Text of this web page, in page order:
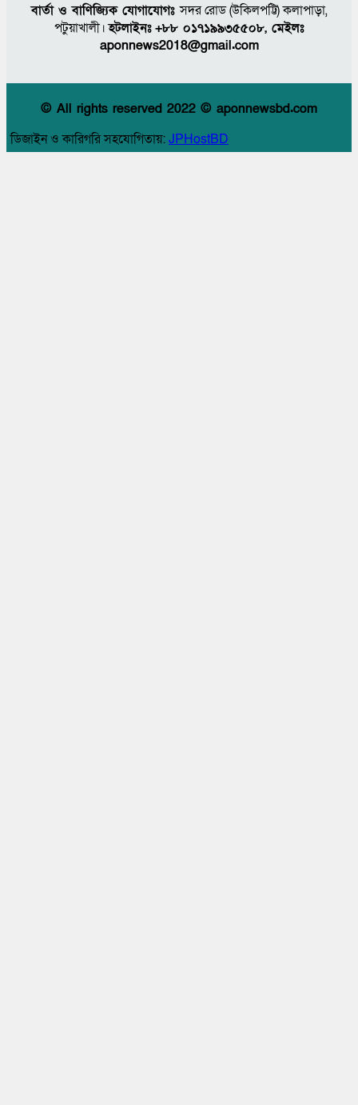
বার্তা ও বাণিজ্যিক যোগাযোগঃসদর রােড (উকিলপট্টি) কলাপাড়া,
পটুয়াখালী।হটলাইনঃ +৮৮ ০১৭১৯৯৩৫৫০৮, মেইলঃ
aponnews2018@gmail.com
© All rights reserved 2022 © aponnewsbd.com
ডিজাইন ও কারিগরি সহযোগিতায়:JPHostBD